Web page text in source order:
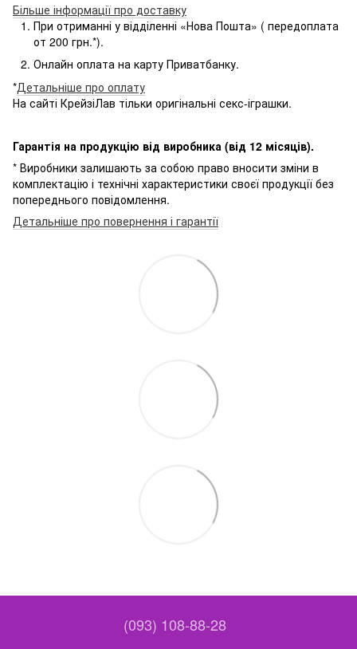
Більше інформації про доставку
При отриманні у відділенні «Нова Пошта» ( передоплата
от 200 грн.*).
Онлайн оплата на карту Приватбанку.
*Детальніше про оплату
На сайті КрейзіЛав тільки оригінальні секс-іграшки.
Гарантія на продукцію від виробника (від 12 місяців).
* Виробники залишають за собою право вносити зміни в
комплектацію і технічні характеристики своєї продукції без
попереднього повідомлення.
Детальніше про повернення і гарантії
(093) 108-88-28